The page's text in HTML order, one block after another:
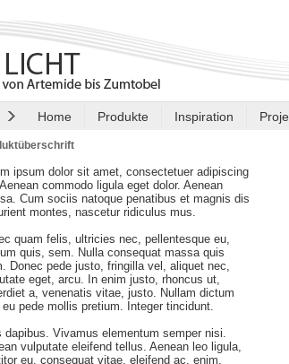
Home Produkte Inspiration
ipsum dolor sit amet, consectetuer adipiscing
commodo ligula eget dolor. Aenean
Cum sociis natoque penatibus et magnis dis
montes, nascetur ridiculus mus.
quam felis, ultricies nec, pellentesque eu,
quis, sem. Nulla consequat massa quis
Donec pede justo, fringilla vel, aliquet nec,
eget, arcu. In enim justo, rhoncus ut,
a, venenatis vitae, justo. Nullam dictum
pede mollis pretium. Integer tincidunt.
dapibus. Vivamus elementum semper nisi.
vulputate eleifend tellus. Aenean leo ligula,
eu, consequat vitae, eleifend ac, enim.